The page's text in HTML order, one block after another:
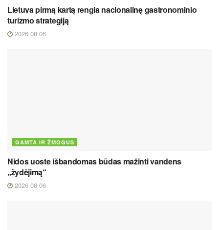
Lietuva pirmą kartą rengia nacionalinę gastronominio
turizmo strategiją
2026 08 06
GAMTA IR ŽMOGUS
Nidos uoste išbandomas būdas mažinti vandens
„žydėjimą“
2026 08 06